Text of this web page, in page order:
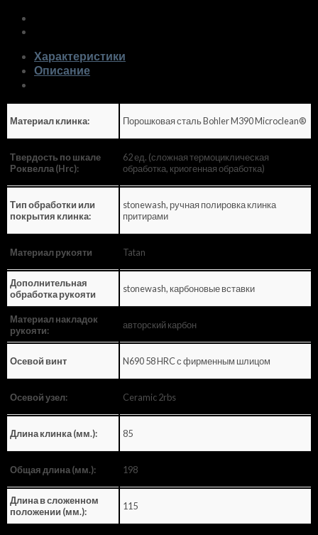
Характеристики
Описание
Материал клинка: Порошковая сталь Bohler M390 Microclean®
Твердость по шкале
Роквелла (Hrc):
62 ед. (сложная термоциклическая
обработка, криогенная обработка)
Тип обработки или
покрытия клинка:
stonewash, ручная полировка клинка
притирами
Материал рукояти Tatan
Дополнительная
обработка рукояти
stonewash, карбоновые вставки
Материал накладок
рукояти:
авторский карбон
Осевой винт N690 58 HRC с фирменным шлицом
Осевой узел: Ceramic 2rbs
Длина клинка (мм.): 85
Общая длина (мм.): 198
Длина в сложенном
положении (мм.):
115